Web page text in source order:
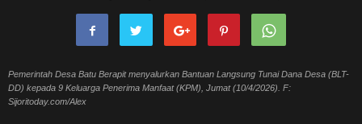
Pemerintah Desa Batu Berapit menyalurkan Bantuan Langsung Tunai Dana Desa (BLT-
DD) kepada 9 Keluarga Penerima Manfaat (KPM), Jumat (10/4/2026). F:
Sijoritoday.com/Alex